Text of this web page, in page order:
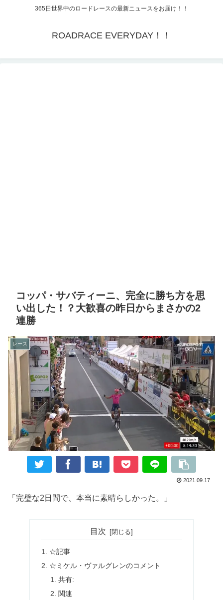
365日世界中のロードレースの最新ニュースをお届け！！
ROADRACE EVERYDAY！！
コッパ・サバティーニ、完全に勝ち方を思
い出した！？大歓喜の昨日からまさかの2
連勝
レース
2021.09.17
「完璧な2日間で、本当に素晴らしかった。」
目次
☆記事
☆ミケル・ヴァルグレンのコメント
共有:
関連